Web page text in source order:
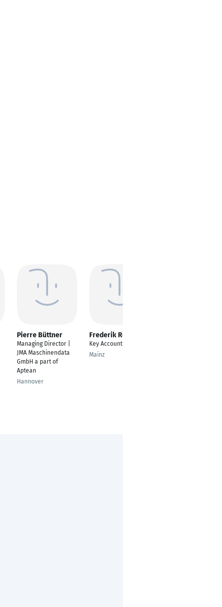
Pierre Büttner
Managing Director |
JMA Maschinendata
GmbH a part of
Aptean
Hannover
Frederik Rodner
Key Account Manager
Mainz